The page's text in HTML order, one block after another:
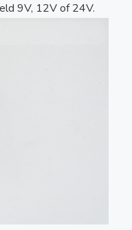
9V, 12V of 24V.